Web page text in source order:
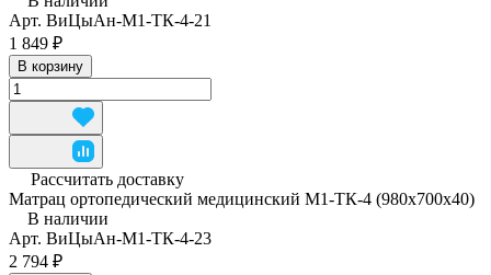
Арт. ВиЦыАн-М1-ТК-4-21
1 849 ₽
В корзину
Рассчитать доставку
Матрац ортопедический медицинский М1-ТК-4 (980x700x40)
В наличии
Арт. ВиЦыАн-М1-ТК-4-23
2 794 ₽